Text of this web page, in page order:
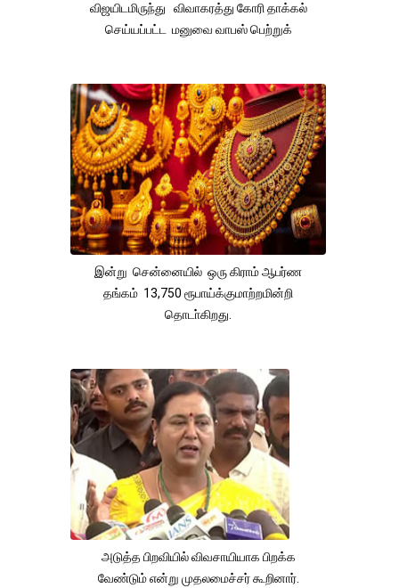
விஜயிடமிருந்து விவாகரத்து கோரி தாக்கல்
செய்யப்பட்ட மனுவை வாபஸ் பெற்றுக்
இன்று சென்னையில் ஒரு கிராம் ஆபர்ண
தங்கம் 13,750 ரூபாய்க்குமாற்றமின்றி
தொடா்கிறது.
அடுத்த பிறவியில் விவசாயியாக பிறக்க
வேண்டும் என்று முதலமைச்சர் கூறினார்.